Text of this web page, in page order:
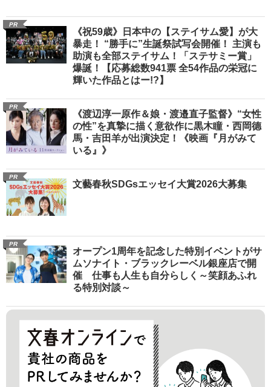
PR
《祝59歳》日本中の【ステイサム愛】が大
暴走！ “勝手に”生誕祭試写会開催！ 主演も
助演も全部ステイサム！「ステサミー賞」
爆誕！【応募総数941票 全54作品の栄冠に
輝いた作品とはー!?】
PR
《渡辺淳一原作＆娘・渡邉直子監督》“女性
の性”を真摯に描く意欲作に黒木瞳・西岡德
馬・吉田羊が出演決定！《映画『月がみて
いる』》
PR
文藝春秋SDGsエッセイ大賞2026大募集
PR
オープン1周年を記念した特別イベントがサ
ムソナイト・ブラックレーベル銀座店で開
催 仕事も人生も自分らしく～笑顔あふれ
る特別対談～